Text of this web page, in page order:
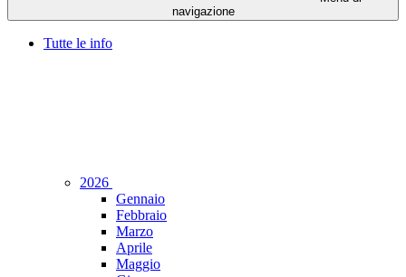
navigazione
Tutte le info
2026
Gennaio
Febbraio
Marzo
Aprile
Maggio